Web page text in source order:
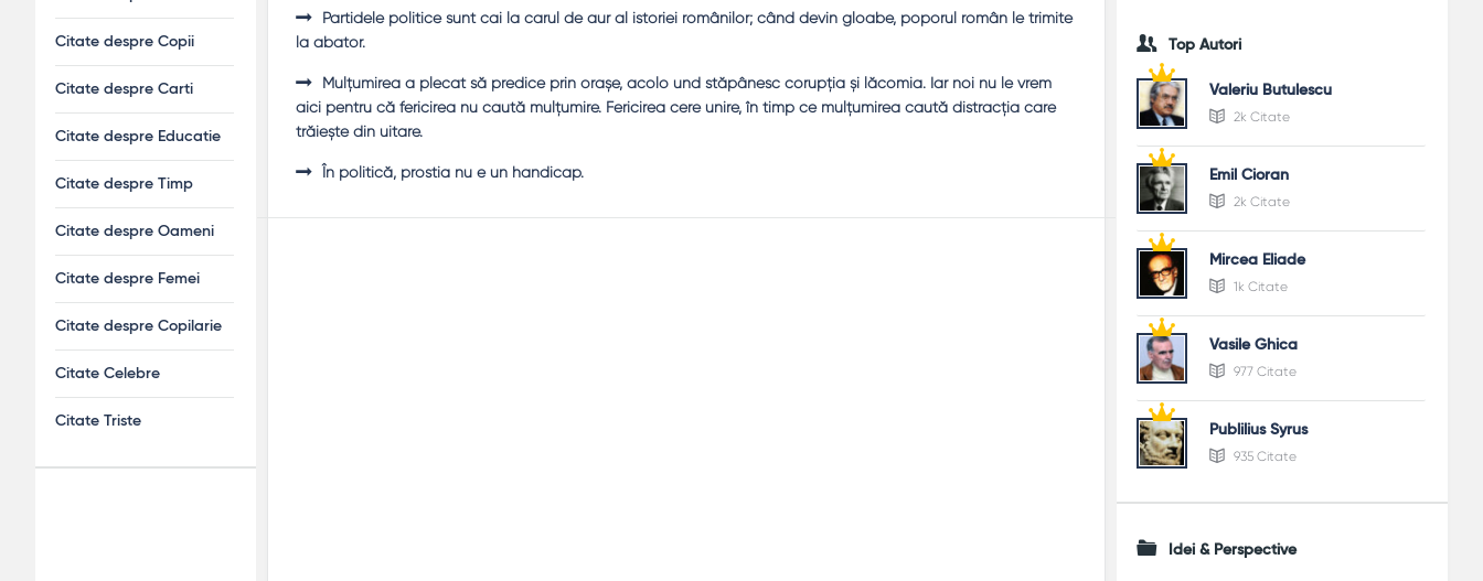
Partidele politice sunt cai la carul de aur al istoriei românilor; când devin gloabe, poporul român le trimite
la abator.
Mulţumirea a plecat să predice prin oraşe, acolo und stăpânesc corupţia şi lăcomia. Iar noi nu le vrem
aici pentru că fericirea nu caută mulţumire. Fericirea cere unire, în timp ce mulţumirea caută distracţia care
trăieşte din uitare.
În politică, prostia nu e un handicap.
Top Autori
Valeriu Butulescu
2k Citate
Emil Cioran
2k Citate
Mircea Eliade
1k Citate
Vasile Ghica
977 Citate
Publilius Syrus
935 Citate
Idei & Perspective
Citate despre Copii
Citate despre Carti
Citate despre Educatie
Citate despre Timp
Citate despre Oameni
Citate despre Femei
Citate despre Copilarie
Citate Celebre
Citate Triste